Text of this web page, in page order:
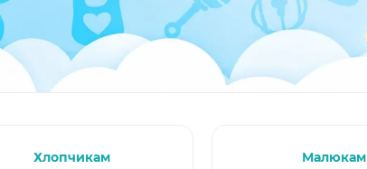
Хлопчикам Малюкам